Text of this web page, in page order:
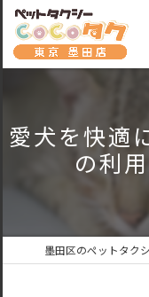
愛犬を快適
の利